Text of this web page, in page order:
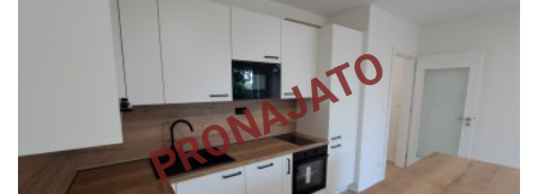
PRONAJATO